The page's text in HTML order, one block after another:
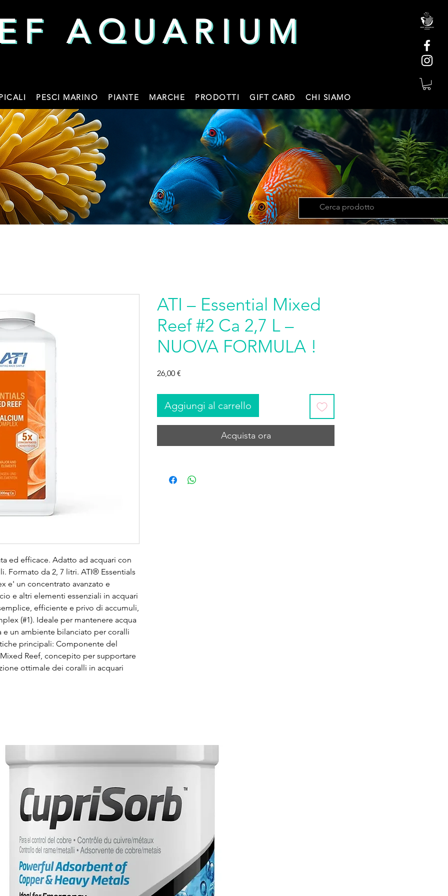
AQUARIUM
AQUARIUM
PESCI MARINO PIANTE MARCHE PRODOTTI GIFT CARD CHI SIAMO
ed efficace. Adatto ad acquari con
Formato da 2, 7 litri. ATI® Essentials
e' un concentrato avanzato e
e altri elementi essenziali in acquari
efficiente e privo di accumuli,
(#1). Ideale per mantenere acqua
e un ambiente bilanciato per coralli
principali: Componente del
Reef, concepito per supportare
ottimale dei coralli in acquari
(KH), magnesio, zolfo e
in eguali quantita', favorendo
rispetto al metodo Balling
Dose consigliata: 3–7 ml per 100
(#1 e #2). Per contrastare un
mg/L? Dosaggio di 1 ml per 100
2, 5 ml per 100 L/giorno. 5 mg/L?
Si consiglia di misurare
e calcio tramite test appropriati
e calibrare di conseguenza il
Sicurezza: Irritante per gli
ATI – Essential Mixed
Reef #2 Ca 2,7 L –
NUOVA FORMULA !
26,00 €
Aggiungi al carrello
Acquista ora